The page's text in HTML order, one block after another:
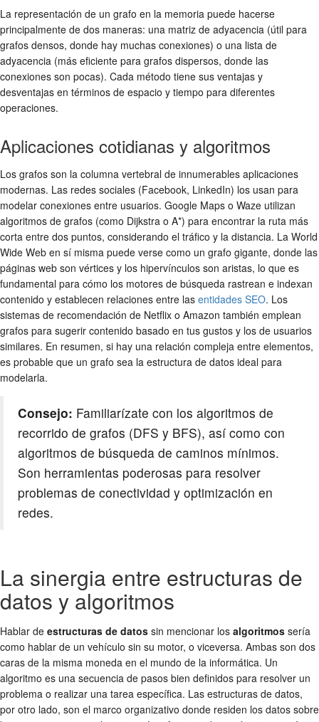
La representación de un grafo en la memoria puede hacerse
principalmente de dos maneras: una matriz de adyacencia (útil para
grafos densos, donde hay muchas conexiones) o una lista de
adyacencia (más eficiente para grafos dispersos, donde las
conexiones son pocas). Cada método tiene sus ventajas y
desventajas en términos de espacio y tiempo para diferentes
operaciones.
Aplicaciones cotidianas y algoritmos
Los grafos son la columna vertebral de innumerables aplicaciones
modernas. Las redes sociales (Facebook, LinkedIn) los usan para
modelar conexiones entre usuarios. Google Maps o Waze utilizan
algoritmos de grafos (como Dijkstra o A*) para encontrar la ruta más
corta entre dos puntos, considerando el tráfico y la distancia. La World
Wide Web en sí misma puede verse como un grafo gigante, donde las
páginas web son vértices y los hipervínculos son aristas, lo que es
fundamental para cómo los motores de búsqueda rastrean e indexan
contenido y establecen relaciones entre las entidades SEO. Los
sistemas de recomendación de Netflix o Amazon también emplean
grafos para sugerir contenido basado en tus gustos y los de usuarios
similares. En resumen, si hay una relación compleja entre elementos,
es probable que un grafo sea la estructura de datos ideal para
modelarla.
Consejo: Familiarízate con los algoritmos de
recorrido de grafos (DFS y BFS), así como con
algoritmos de búsqueda de caminos mínimos.
Son herramientas poderosas para resolver
problemas de conectividad y optimización en
redes.
La sinergia entre estructuras de
datos y algoritmos
Hablar de estructuras de datos sin mencionar los algoritmos sería
como hablar de un vehículo sin su motor, o viceversa. Ambas son dos
caras de la misma moneda en el mundo de la informática. Un
algoritmo es una secuencia de pasos bien definidos para resolver un
problema o realizar una tarea específica. Las estructuras de datos,
por otro lado, son el marco organizativo donde residen los datos sobre